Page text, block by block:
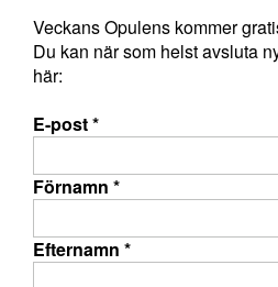
Veckans Opulens kommer
Du kan när som helst avsluta
här:
E-post*
Förnamn *
Efternamn *